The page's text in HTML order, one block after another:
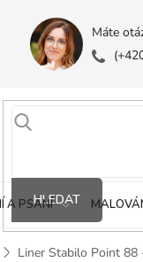
Máte
HLEDAT
A PSANÍ
Liner Stabilo Point 88